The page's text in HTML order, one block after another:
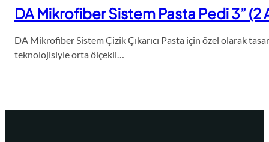
DA Mikrofiber Sistem Pasta Pedi 3” (2
DA Mikrofiber Sistem Çizik Çıkarıcı Pasta için özel olarak
teknolojisiyle orta ölçekli…